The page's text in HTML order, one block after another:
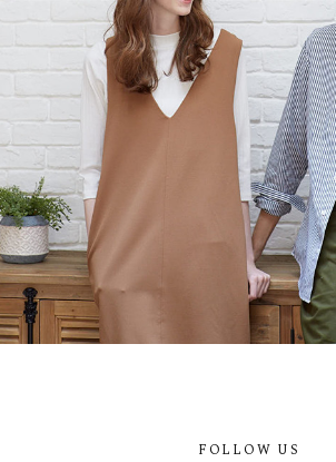
FOLLOW US